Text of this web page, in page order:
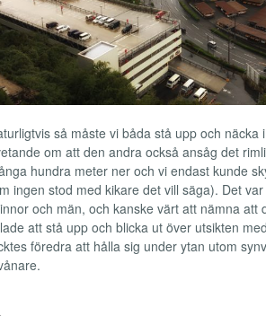
så måste vi båda stå upp och näcka
om att den andra också ansåg det
hundra meter ner och vi endast kunde
ingen stod med kikare det vill säga). Det
och män, och kanske värt att nämna att
att stå upp och blicka ut över utsikten
föredra att hålla sig under ytan utom